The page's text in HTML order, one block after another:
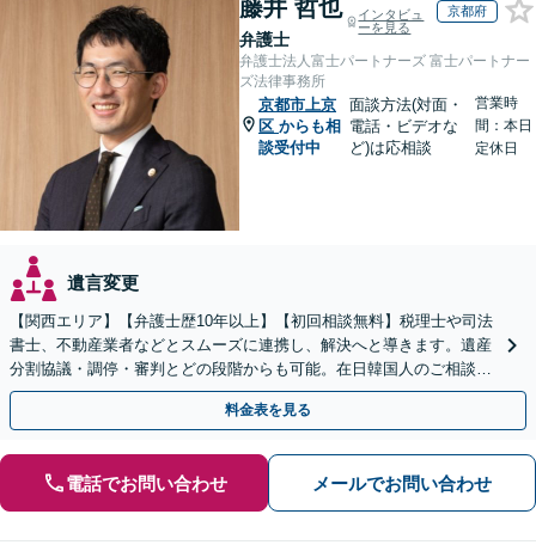
藤井 哲也
弁護士
インタビュ
ーを見る
京都府
弁護士法人富士パートナーズ 富士パートナー
ズ法律事務所
京都市上京
区 からも相
談受付中
面談方法(対面・
電話・ビデオな
ど)は応相談
営業時
間：本日
定休日
遺言変更
【関西エリア】【弁護士歴10年以上】【初回相談無料】税理士や司法
書士、不動産業者などとスムーズに連携し、解決へと導きます。遺産
分割協議・調停・審判とどの段階からも可能。在日韓国人のご相談も
対応しております【休日・夜間相談可】
料金表を見る
電話でお問い合わせ メールでお問い合わせ